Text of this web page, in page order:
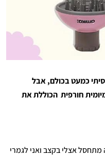
כמעט בכולם, אבל
חורפית הכוללת את
מתחסל אצלי בקצב ואני לגמרי